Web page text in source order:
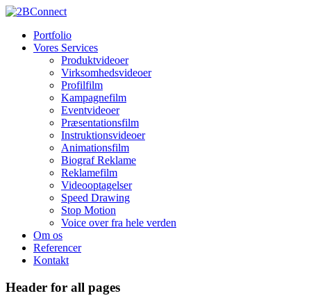
Portfolio
Vores Services
Produktvideoer
Virksomhedsvideoer
Profilfilm
Kampagnefilm
Eventvideoer
Præsentationsfilm
Instruktionsvideoer
Animationsfilm
Biograf Reklame
Reklamefilm
Videooptagelser
Speed Drawing
Stop Motion
Voice over fra hele verden
Om os
Referencer
Kontakt
Header for all pages